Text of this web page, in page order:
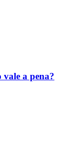
a pena?